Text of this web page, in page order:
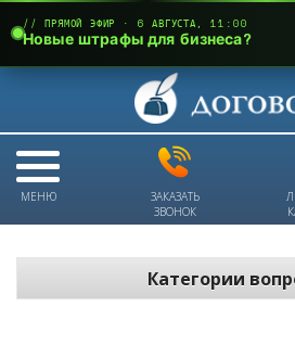
МЕНЮ
ЗАКАЗАТЬ
ЗВОНОК
Категории
// ПРЯМОЙ ЭФИР · 6 АВГУСТА, 11:00
Новые штрафы для бизнеса?